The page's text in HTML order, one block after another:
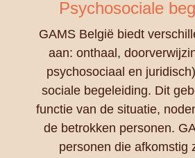
Psychosociale
GAMS België biedt
aan: onthaal,
psychosociaal en
sociale begeleiding. Dit
functie van de situatie,
de betrokken personen.
personen die afkomstig